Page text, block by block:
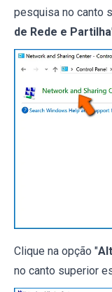
pesquisa no canto
de Rede e Partilha
Clique na opção "
no canto superior